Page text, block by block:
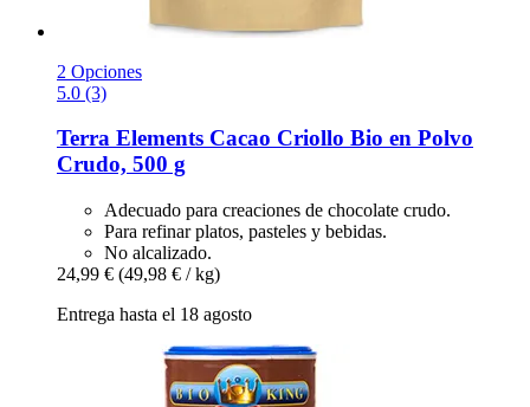
2 Opciones
5.0 (3)
Terra Elements Cacao Criollo Bio en Polvo
Crudo, 500 g
Adecuado para creaciones de chocolate crudo.
Para refinar platos, pasteles y bebidas.
No alcalizado.
24,99 € (49,98 € / kg)
Entrega hasta el 18 agosto